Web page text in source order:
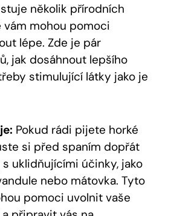
několik přírodních
vám mohou pomoci
lépe. Zde je pár
jak dosáhnout lepšího
stimulující látky jako je
Pokud rádi pijete horké
si před spaním dopřát
uklidňujícími účinky, jako
nebo mátovka. Tyto
pomoci uvolnit vaše